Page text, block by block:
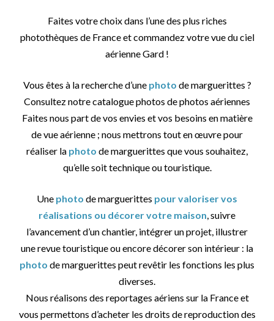
Faites votre choix dans l’une des plus riches
photothèques de France et commandez votre vue du ciel
aérienne Gard !
Vous êtes à la recherche d’une photo de marguerittes ?
Consultez notre catalogue photos de photos aériennes
Faites nous part de vos envies et vos besoins en matière
de vue aérienne ; nous mettrons tout en œuvre pour
réaliser la photo de marguerittes que vous souhaitez,
qu’elle soit technique ou touristique.
Une photo de marguerittes pour valoriser vos
réalisations ou décorer votre maison, suivre
l’avancement d’un chantier, intégrer un projet, illustrer
une revue touristique ou encore décorer son intérieur : la
photo de marguerittes peut revêtir les fonctions les plus
diverses.
Nous réalisons des reportages aériens sur la France et
vous permettons d’acheter les droits de reproduction des